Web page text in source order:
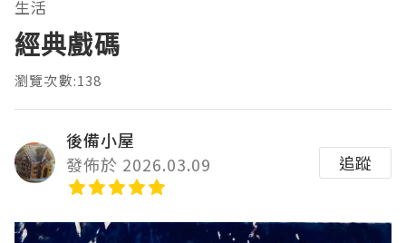
生活
經典戲碼
瀏覽次數:138
後備小屋
發佈於 2026.03.09
追蹤